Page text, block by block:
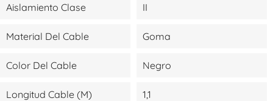
Aislamiento Clase II
Material Del Cable Goma
Color Del Cable Negro
Longitud Cable (m) 1,1